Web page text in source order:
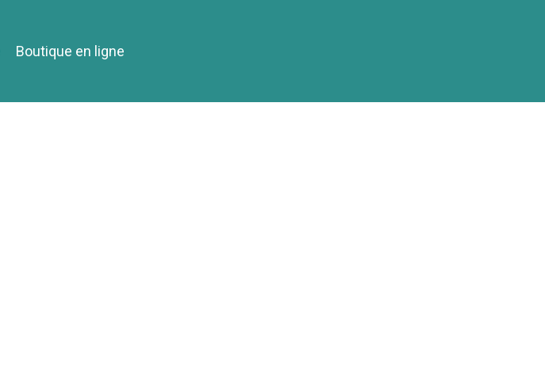
Boutique en ligne